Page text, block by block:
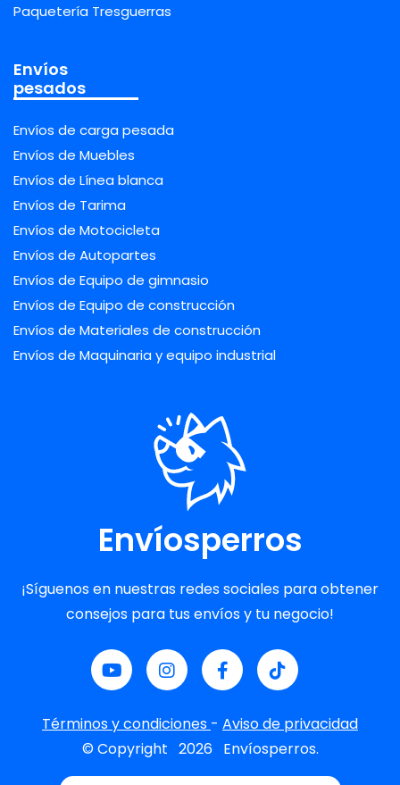
Paquetería Tresguerras
Envíos
pesados
Envíos de carga pesada
Envíos de Muebles
Envíos de Línea blanca
Envíos de Tarima
Envíos de Motocicleta
Envíos de Autopartes
Envíos de Equipo de gimnasio
Envíos de Equipo de construcción
Envíos de Materiales de construcción
Envíos de Maquinaria y equipo industrial
Envíosperros
¡Síguenos en nuestras redes sociales para obtener
consejos para tus envíos y tu negocio!
Términos y condiciones - Aviso de privacidad
© Copyright 2026 Envíosperros.